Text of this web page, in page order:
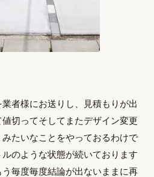
者様にお送りし、見積もりが出
切ってそしてまたデザイン変更
たいなことをやっておるわけで
のような状態が続いております
毎度毎度結論が出ないままに再